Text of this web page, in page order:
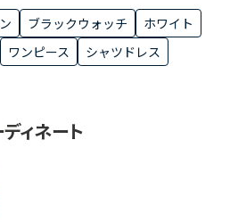
ブラックウォッチ
ホワイト
ワンピース シャツドレス
ィネート